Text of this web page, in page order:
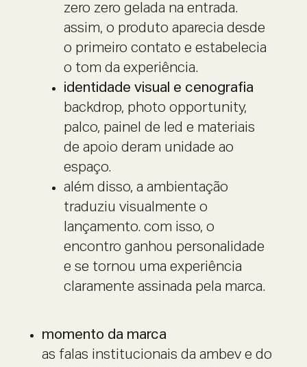
zero zero gelada na entrada.
assim, o produto aparecia desde
o primeiro contato e estabelecia
o tom da experiência.
identidade visual e cenografia
backdrop, photo opportunity,
palco, painel de led e materiais
de apoio deram unidade ao
espaço.
além disso, a ambientação
traduziu visualmente o
lançamento. com isso, o
encontro ganhou personalidade
e se tornou uma experiência
claramente assinada pela marca.
momento da marca
as falas institucionais da ambev e do